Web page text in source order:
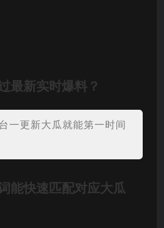
最新实时爆料？
一更新大瓜就能第一时间
能快速匹配对应大瓜